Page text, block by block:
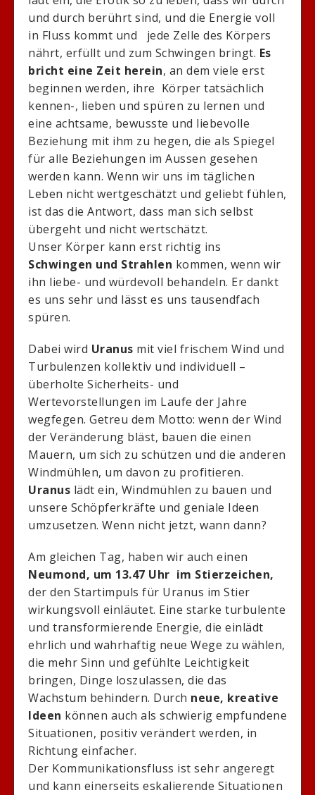
und durch berührt sind, und die Energie voll
in Fluss kommt und jede Zelle des Körpers
nährt, erfüllt und zum Schwingen bringt. Es
bricht eine Zeit herein, an dem viele erst
beginnen werden, ihre Körper tatsächlich
kennen-, lieben und spüren zu lernen und
eine achtsame, bewusste und liebevolle
Beziehung mit ihm zu hegen, die als Spiegel
für alle Beziehungen im Aussen gesehen
werden kann. Wenn wir uns im täglichen
Leben nicht wertgeschätzt und geliebt fühlen,
ist das die Antwort, dass man sich selbst
übergeht und nicht wertschätzt.
Unser Körper kann erst richtig ins
Schwingen und Strahlen kommen, wenn wir
ihn liebe- und würdevoll behandeln. Er dankt
es uns sehr und lässt es uns tausendfach
spüren.
Dabei wird Uranus mit viel frischem Wind und
Turbulenzen kollektiv und individuell –
überholte Sicherheits- und
Wertevorstellungen im Laufe der Jahre
wegfegen. Getreu dem Motto: wenn der Wind
der Veränderung bläst, bauen die einen
Mauern, um sich zu schützen und die anderen
Windmühlen, um davon zu profitieren.
Uranus lädt ein, Windmühlen zu bauen und
unsere Schöpferkräfte und geniale Ideen
umzusetzen. Wenn nicht jetzt, wann dann?
Am gleichen Tag, haben wir auch einen
Neumond, um 13.47 Uhr im Stierzeichen,
der den Startimpuls für Uranus im Stier
wirkungsvoll einläutet. Eine starke turbulente
und transformierende Energie, die einlädt
ehrlich und wahrhaftig neue Wege zu wählen,
die mehr Sinn und gefühlte Leichtigkeit
bringen, Dinge loszulassen, die das
Wachstum behindern. Durch neue, kreative
Ideen können auch als schwierig empfundene
Situationen, positiv verändert werden, in
Richtung einfacher.
Der Kommunikationsfluss ist sehr angeregt
und kann einerseits eskalierende Situationen